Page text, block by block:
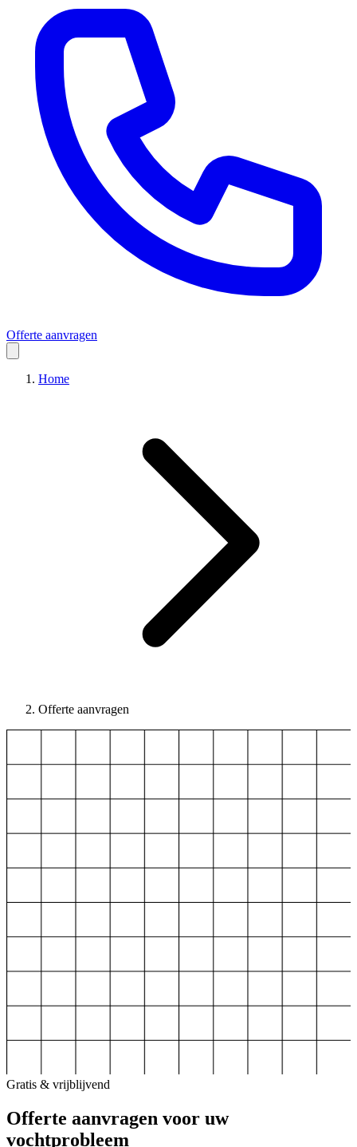
Offerte aanvragen
Home
Offerte aanvragen
Gratis & vrijblijvend
Offerte aanvragen voor uw
vochtprobleem